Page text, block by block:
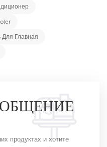
Для Главная
продуктах и ​​хотите